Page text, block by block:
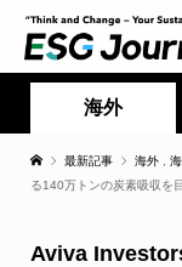
海外
最新記事 海外
る140万トンの炭素吸収を
Aviva